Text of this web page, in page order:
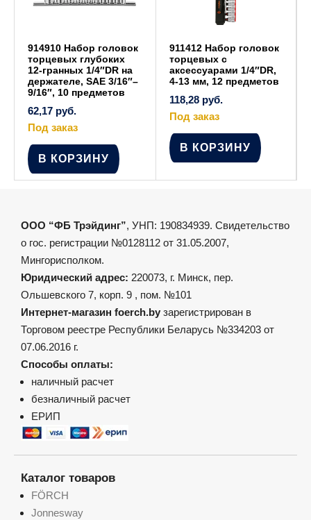
914910 Набор головок
торцевых глубоких
12-гранных 1/4″DR на
держателе, SAE 3/16″–
9/16″, 10 предметов
62,17 руб.
Под заказ
В КОРЗИНУ
911412 Набор головок
торцевых с
аксессуарами 1/4″DR,
4-13 мм, 12 предметов
118,28 руб.
Под заказ
В КОРЗИНУ
ООО “ФБ Трэйдинг”, УНП: 190834939. Свидетельство
о гос. регистрации №0128112 от 31.05.2007,
Мингорисполком.
Юридический адрес: 220073, г. Минск, пер.
Ольшевского 7, корп. 9 , пом. №101
Интернет-магазин foerch.by зарегистрирован в
Торговом реестре Республики Беларусь №334203 от
07.06.2016 г.
Способы оплаты:
наличный расчет
безналичный расчет
ЕРИП
Каталог товаров
FÖRCH
Jonnesway